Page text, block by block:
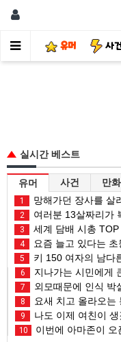
유머 사
실시간 베스트
유머 사건 만화
1 망해가던 장사를 살
2 여러분 13살짜리가
3 세계 담배 시총
4 요즘 늘고 있다는
5 키 150 여자의 남다
6 지나가는 시민에게
7 외모때문에 인식 박
8 요새 치고 올라오는
9 나도 이제 여친이 생
10 이번에 아마존이